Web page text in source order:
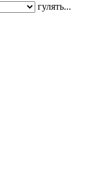
гулять...